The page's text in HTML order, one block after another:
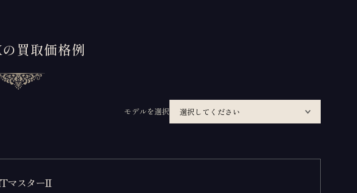
買取価格例
モデルを選択
マスターII